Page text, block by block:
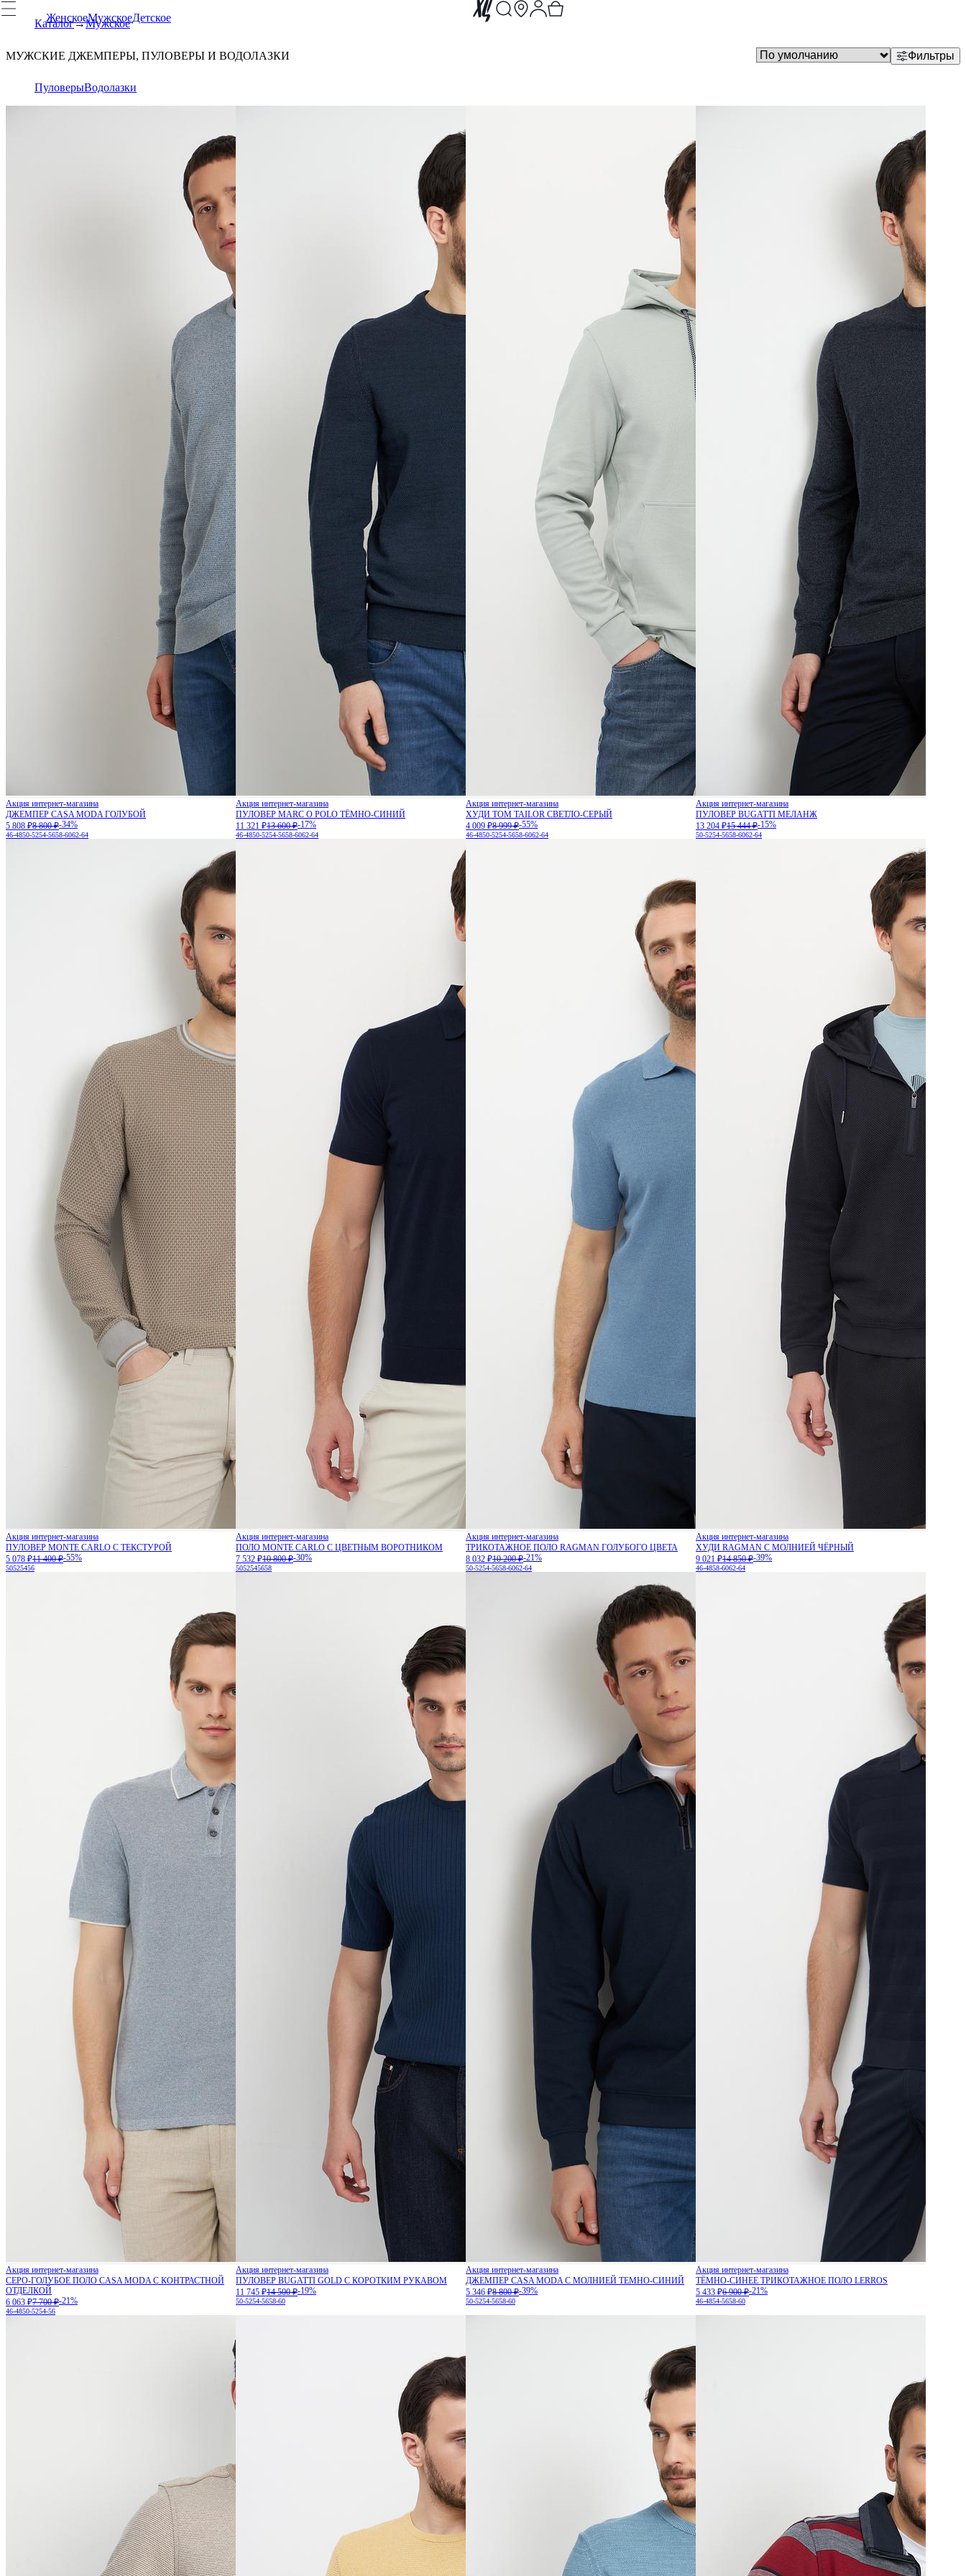
ЖенскоеМужскоеДетское
Каталог Мужское
МУЖСКИЕ ДЖЕМПЕРЫ, ПУЛОВЕРЫ И ВОДОЛАЗКИ
ПуловерыВодолазки
Фильтры
Акция интернет-магазина
ДЖЕМПЕР CASA MODA ГОЛУБОЙ
5 808 ₽8 800 ₽-34%
46-4850-5254-5658-6062-64
Акция интернет-магазина
ПУЛОВЕР MARC O POLO ТЁМНО-СИНИЙ
11 321 ₽13 600 ₽-17%
46-4850-5254-5658-6062-64
Акция интернет-магазина
ХУДИ TOM TAILOR СВЕТЛО-СЕРЫЙ
4 009 ₽8 999 ₽-55%
46-4850-5254-5658-6062-64
Акция интернет-магазина
ПУЛОВЕР BUGATTI МЕЛАНЖ
13 204 ₽15 444 ₽-15%
50-5254-5658-6062-64
Акция интернет-магазина
ПУЛОВЕР MONTE CARLO С ТЕКСТУРОЙ
5 078 ₽11 400 ₽-55%
50525456
Акция интернет-магазина
ПОЛО MONTE CARLO С ЦВЕТНЫМ ВОРОТНИКОМ
7 532 ₽10 800 ₽-30%
5052545658
Акция интернет-магазина
ТРИКОТАЖНОЕ ПОЛО RAGMAN ГОЛУБОГО ЦВЕТА
8 032 ₽10 200 ₽-21%
50-5254-5658-6062-64
Акция интернет-магазина
ХУДИ RAGMAN С МОЛНИЕЙ ЧЁРНЫЙ
9 021 ₽14 850 ₽-39%
46-4858-6062-64
Акция интернет-магазина
СЕРО-ГОЛУБОЕ ПОЛО CASA MODA С КОНТРАСТНОЙ
ОТДЕЛКОЙ
6 063 ₽7 700 ₽-21%
46-4850-5254-56
Акция интернет-магазина
ПУЛОВЕР BUGATTI GOLD С КОРОТКИМ РУКАВОМ
11 745 ₽14 500 ₽-19%
50-5254-5658-60
Акция интернет-магазина
ДЖЕМПЕР CASA MODA С МОЛНИЕЙ ТЕМНО-СИНИЙ
5 346 ₽8 800 ₽-39%
50-5254-5658-60
Акция интернет-магазина
ТЁМНО-СИНЕЕ ТРИКОТАЖНОЕ ПОЛО LERROS
5 433 ₽6 900 ₽-21%
46-4854-5658-60